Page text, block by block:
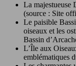
La majestueuse
(source : Site
Le paisible
oiseaux et les
Bassin
L’Île aux
emblématiques